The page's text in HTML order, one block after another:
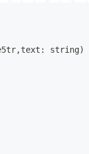
string)